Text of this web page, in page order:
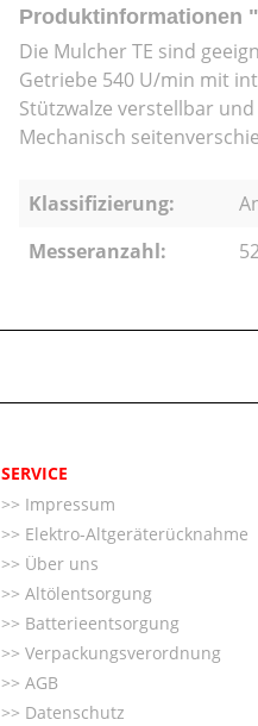
Produktinformationen
Die Mulcher TE sind
Getriebe 540 U/min mit
Stützwalze verstellbar
Mechanisch
Klassifizierung:
Messeranzahl:
SERVICE
Impressum
Elektro-Altgeräterücknahme
Über uns
Altölentsorgung
Batterieentsorgung
Verpackungsverordnung
AGB
Datenschutz